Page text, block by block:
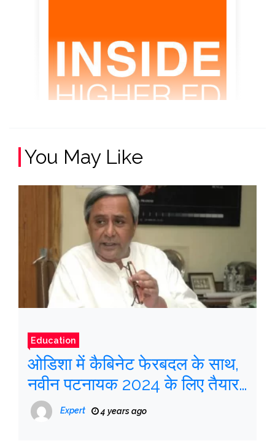
You May Like
Education
ओडिशा में कैबिनेट फेरबदल के साथ,
नवीन पटनायक 2024 के लिए तैयार
हैं
Expert 4 years ago